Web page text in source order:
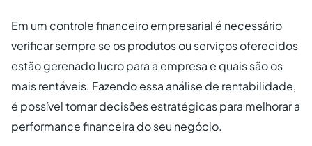
Em um controle financeiro empresarial é necessário
verificar sempre se os produtos ou serviços oferecidos
estão gerenado lucro para a empresa e quais são os
mais rentáveis. Fazendo essa análise de rentabilidade,
é possível tomar decisões estratégicas para melhorar a
performance financeira do seu negócio.